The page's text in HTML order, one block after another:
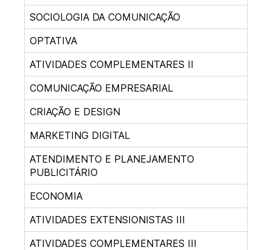
SOCIOLOGIA DA COMUNICAÇÃO
OPTATIVA
ATIVIDADES COMPLEMENTARES II
COMUNICAÇÃO EMPRESARIAL
CRIAÇÃO E DESIGN
MARKETING DIGITAL
ATENDIMENTO E PLANEJAMENTO
PUBLICITÁRIO
ECONOMIA
ATIVIDADES EXTENSIONISTAS III
ATIVIDADES COMPLEMENTARES III